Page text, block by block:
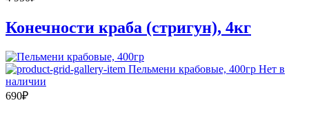
Конечности краба (стригун), 4кг
Нет в
наличии
690₽